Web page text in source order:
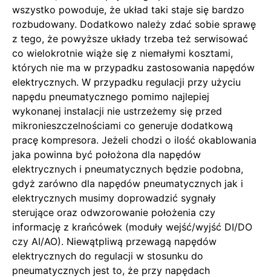
wszystko powoduje, że układ taki staje się bardzo
rozbudowany. Dodatkowo należy zdać sobie sprawę
z tego, że powyższe układy trzeba też serwisować
co wielokrotnie wiąże się z niemałymi kosztami,
których nie ma w przypadku zastosowania napędów
elektrycznych. W przypadku regulacji przy użyciu
napędu pneumatycznego pomimo najlepiej
wykonanej instalacji nie ustrzeżemy się przed
mikronieszczelnościami co generuje dodatkową
pracę kompresora. Jeżeli chodzi o ilość okablowania
jaka powinna być położona dla napędów
elektrycznych i pneumatycznych będzie podobna,
gdyż zarówno dla napędów pneumatycznych jak i
elektrycznych musimy doprowadzić sygnały
sterujące oraz odwzorowanie położenia czy
informację z krańcówek (moduły wejść/wyjść DI/DO
czy AI/AO). Niewątpliwą przewagą napędów
elektrycznych do regulacji w stosunku do
pneumatycznych jest to, że przy napędach